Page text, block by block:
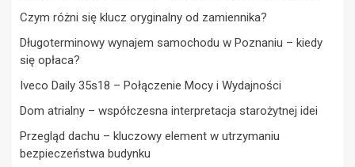
Czym różni się klucz oryginalny od zamiennika?
Długoterminowy wynajem samochodu w Poznaniu – kiedy
się opłaca?
Iveco Daily 35s18 – Połączenie Mocy i Wydajności
Dom atrialny – współczesna interpretacja starożytnej idei
Przegląd dachu – kluczowy element w utrzymaniu
bezpieczeństwa budynku